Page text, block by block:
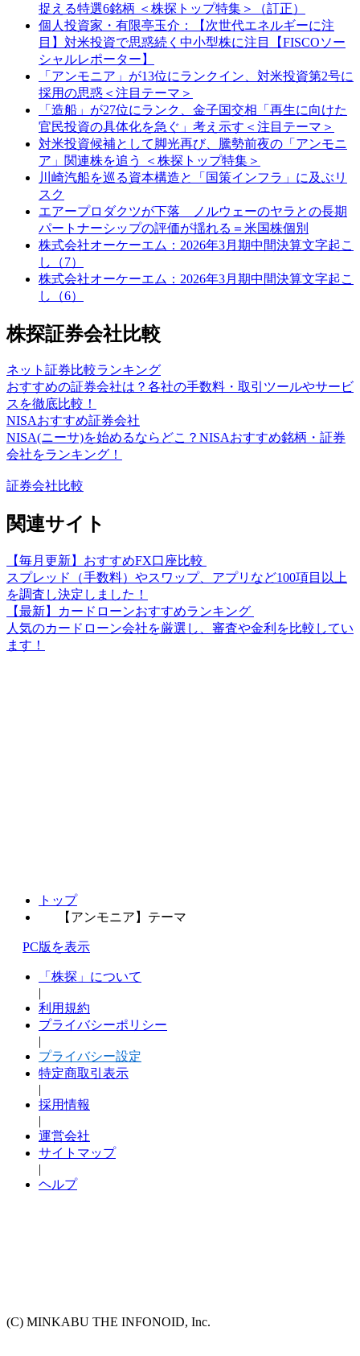
捉える特選6銘柄 ＜株探トップ特集＞（訂正）
個人投資家・有限亭玉介：【次世代エネルギーに注
目】対米投資で思惑続く中小型株に注目【FISCOソー
シャルレポーター】
「アンモニア」が13位にランクイン、対米投資第2号に
採用の思惑＜注目テーマ＞
「造船」が27位にランク、金子国交相「再生に向けた
官民投資の具体化を急ぐ」考え示す＜注目テーマ＞
対米投資候補として脚光再び、騰勢前夜の「アンモニ
ア」関連株を追う ＜株探トップ特集＞
川崎汽船を巡る資本構造と「国策インフラ」に及ぶリ
スク
エアープロダクツが下落 ノルウェーのヤラとの長期
パートナーシップの評価が揺れる＝米国株個別
株式会社オーケーエム：2026年3月期中間決算文字起こ
し（7）
株式会社オーケーエム：2026年3月期中間決算文字起こ
し（6）
株探証券会社比較
ネット証券比較ランキング
おすすめの証券会社は？各社の手数料・取引ツールやサービ
スを徹底比較！
NISAおすすめ証券会社
NISA(ニーサ)を始めるならどこ？NISAおすすめ銘柄・証券
会社をランキング！
証券会社比較
関連サイト
【毎月更新】おすすめFX口座比較
スプレッド（手数料）やスワップ、アプリなど100項目以上
を調査し決定しました！
【最新】カードローンおすすめランキング
人気のカードローン会社を厳選し、審査や金利を比較してい
ます！
トップ
【アンモニア】テーマ
PC版を表示
「株探」について
|
利用規約
プライバシーポリシー
|
プライバシー設定
特定商取引表示
|
採用情報
|
運営会社
サイトマップ
|
ヘルプ
(C) MINKABU THE INFONOID, Inc.